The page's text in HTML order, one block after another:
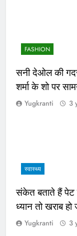
FASHION
सनी देओल की
शर्मा के शो पर
Yugkranti 3
स्वास्थ्य
संकेत बताते हैं पेट
ध्यान तो खराब हो
Yugkranti 3